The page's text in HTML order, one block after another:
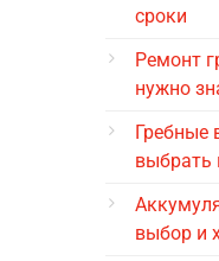
сроки
Ремонт
нужно
Гребные
выбрать
выбор и